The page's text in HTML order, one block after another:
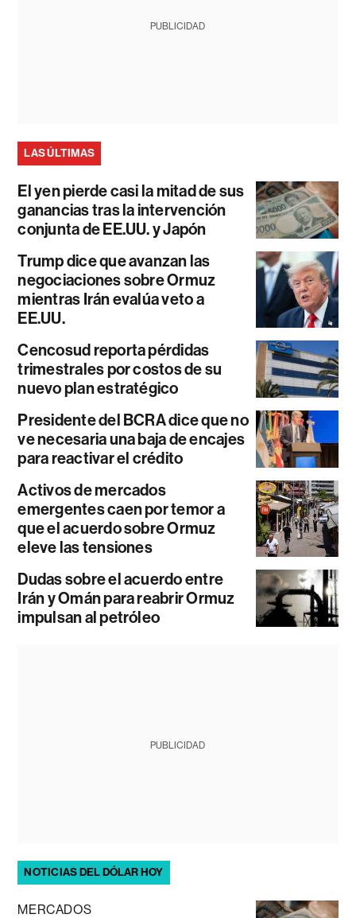
PUBLICIDAD
LAS ÚLTIMAS
El yen pierde casi la mitad de sus
ganancias tras la intervención
conjunta de EE.UU. y Japón
Trump dice que avanzan las
negociaciones sobre Ormuz
mientras Irán evalúa veto a
EE.UU.
Cencosud reporta pérdidas
trimestrales por costos de su
nuevo plan estratégico
Presidente del BCRA dice que no
ve necesaria una baja de encajes
para reactivar el crédito
Activos de mercados
emergentes caen por temor a
que el acuerdo sobre Ormuz
eleve las tensiones
Dudas sobre el acuerdo entre
Irán y Omán para reabrir Ormuz
impulsan al petróleo
PUBLICIDAD
NOTICIAS DEL DÓLAR HOY
MERCADOS